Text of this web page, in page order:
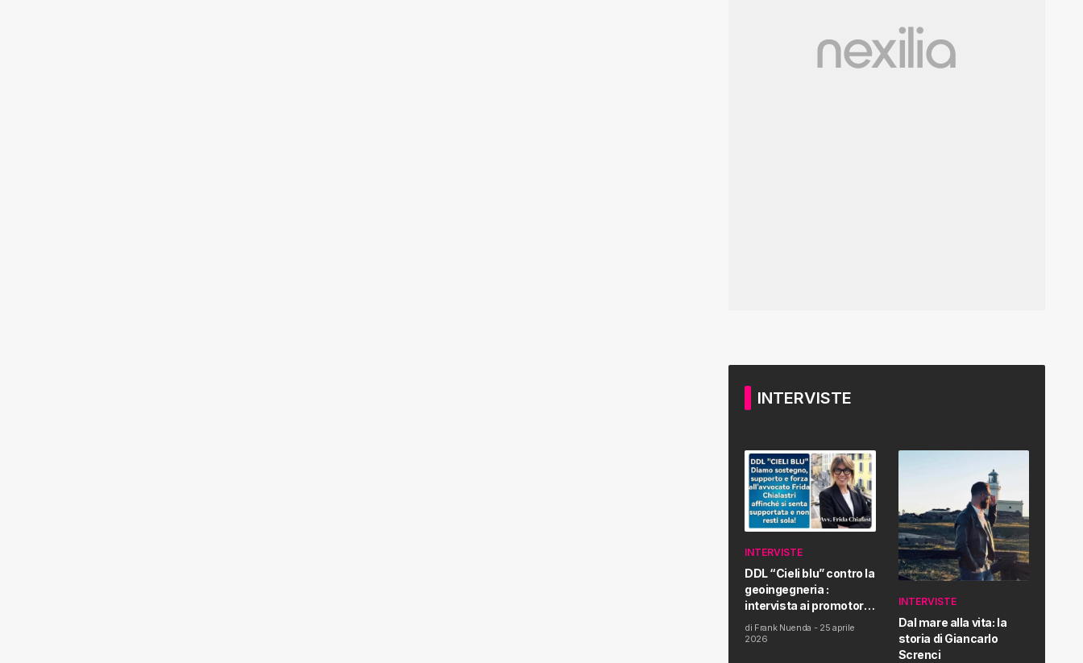
INTERVISTE
INTERVISTE
DDL “Cieli blu” contro la
geoingegneria :
intervista ai promotori
della tematica e della
Proposta di Legge
di Frank Nuenda - 25 aprile
2026
INTERVISTE
Dal mare alla vita: la
storia di Giancarlo
Screnci